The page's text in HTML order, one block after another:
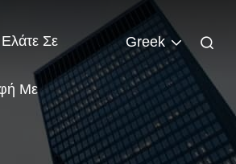
Σε
Με
Greek